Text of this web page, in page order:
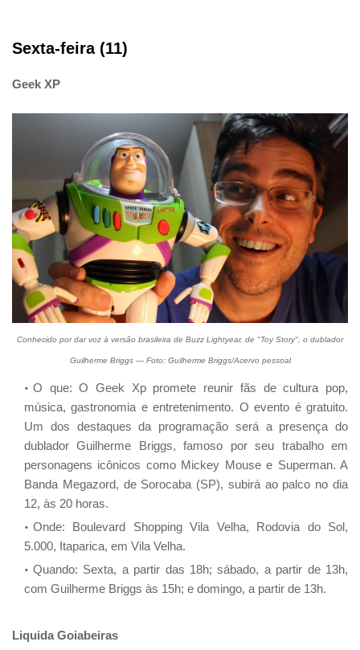
Sexta-feira (11)
Geek XP
Conhecido por dar voz à versão brasileira de Buzz Lightyear, de "Toy Story", o dublador
Guilherme Briggs — Foto: Guilherme Briggs/Acervo pessoal
O que: O Geek Xp promete reunir fãs de cultura pop,
música, gastronomia e entretenimento. O evento é gratuito.
Um dos destaques da programação será a presença do
dublador Guilherme Briggs, famoso por seu trabalho em
personagens icônicos como Mickey Mouse e Superman. A
Banda Megazord, de Sorocaba (SP), subirá ao palco no dia
12, às 20 horas.
Onde: Boulevard Shopping Vila Velha, Rodovia do Sol,
5.000, Itaparica, em Vila Velha.
Quando: Sexta, a partir das 18h; sábado, a partir de 13h,
com Guilherme Briggs às 15h; e domingo, a partir de 13h.
Liquida Goiabeiras